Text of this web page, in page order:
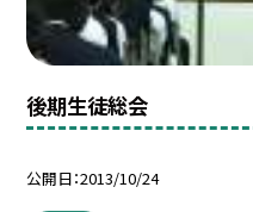
後期生徒総会
公開日 2013/10/24